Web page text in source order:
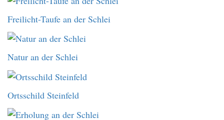
Freilicht-Taufe an der Schlei
Natur an der Schlei
Ortsschild Steinfeld